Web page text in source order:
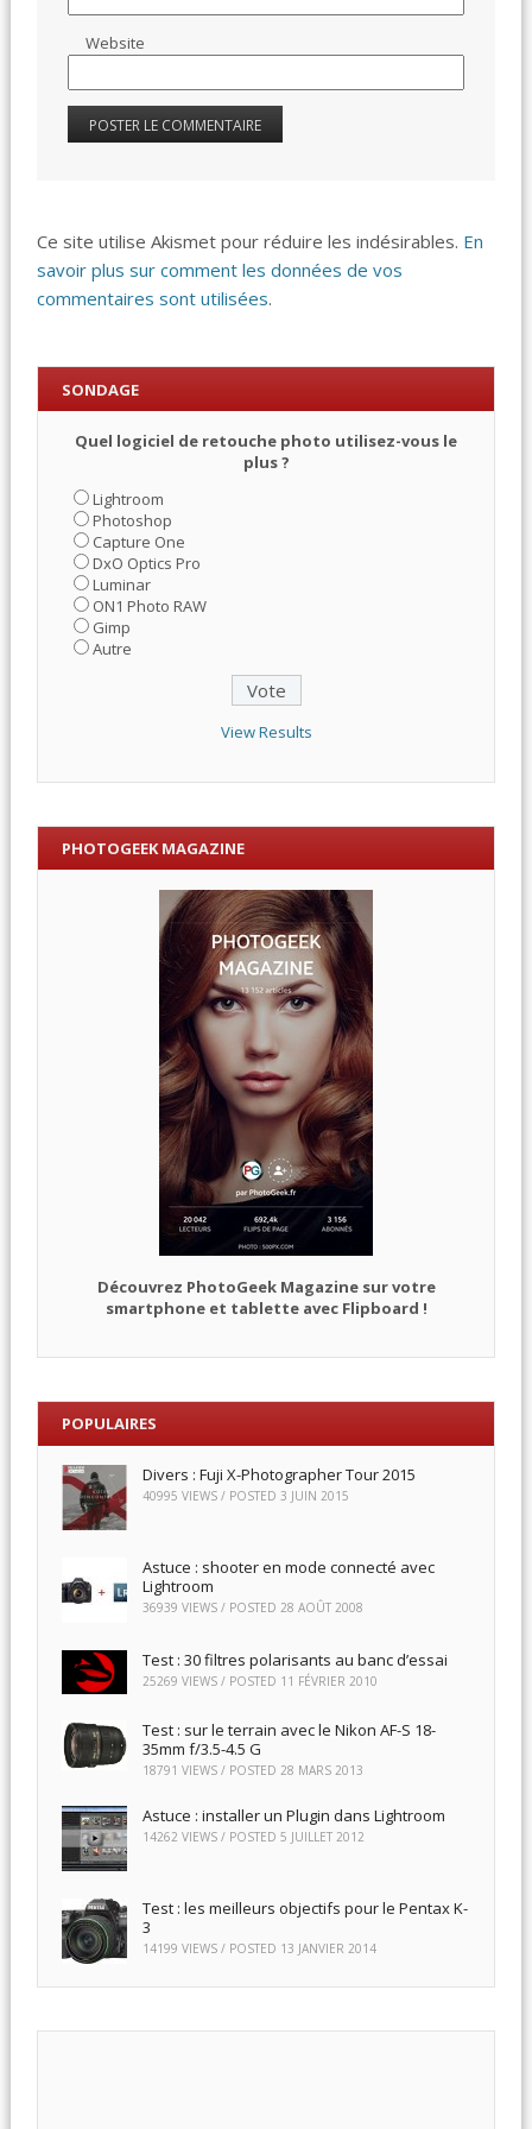
Website
Ce site utilise Akismet pour réduire les indésirables. En
savoir plus sur comment les données de vos
commentaires sont utilisées.
SONDAGE
Quel logiciel de retouche photo utilisez-vous le
plus ?
Lightroom
Photoshop
Capture One
DxO Optics Pro
Luminar
ON1 Photo RAW
Gimp
Autre
View Results
PHOTOGEEK MAGAZINE
Découvrez PhotoGeek Magazine sur votre
smartphone et tablette avec Flipboard !
POPULAIRES
Divers : Fuji X-Photographer Tour 2015
40995 VIEWS / POSTED 3 JUIN 2015
Astuce : shooter en mode connecté avec
Lightroom
36939 VIEWS / POSTED 28 AOÛT 2008
Test : 30 filtres polarisants au banc d’essai
25269 VIEWS / POSTED 11 FÉVRIER 2010
Test : sur le terrain avec le Nikon AF-S 18-
35mm f/3.5-4.5 G
18791 VIEWS / POSTED 28 MARS 2013
Astuce : installer un Plugin dans Lightroom
14262 VIEWS / POSTED 5 JUILLET 2012
Test : les meilleurs objectifs pour le Pentax K-
3
14199 VIEWS / POSTED 13 JANVIER 2014